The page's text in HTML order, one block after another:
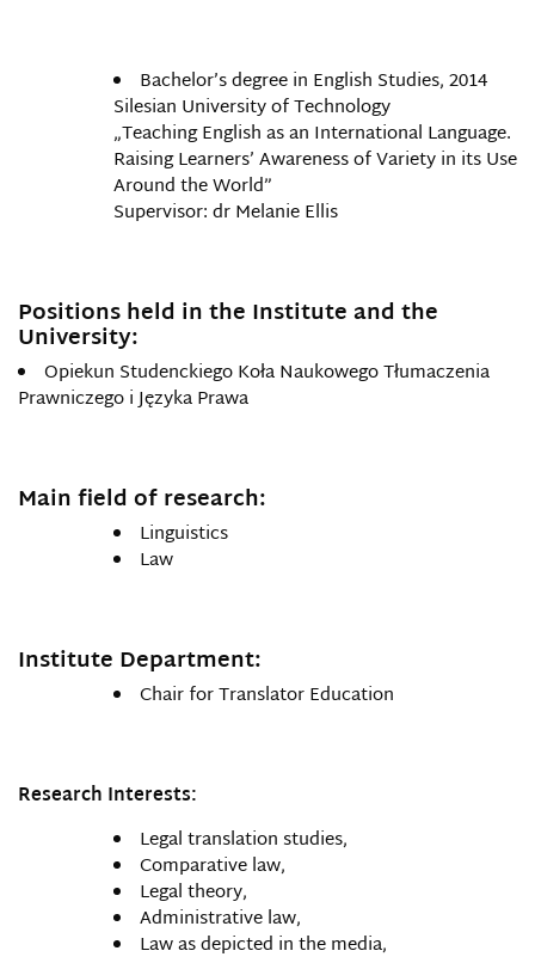
Bachelor’s degree in English Studies, 2014
Silesian University of Technology
„Teaching English as an International Language.
Raising Learners’ Awareness of Variety in its Use
Around the World”
Supervisor: dr Melanie Ellis
Positions held in the Institute and the
University:
Opiekun Studenckiego Koła Naukowego Tłumaczenia
Prawniczego i Języka Prawa
Main field of research:
Linguistics
Law
Institute Department:
Chair for Translator Education
Research Interests:
Legal translation studies,
Comparative law,
Legal theory,
Administrative law,
Law as depicted in the media,